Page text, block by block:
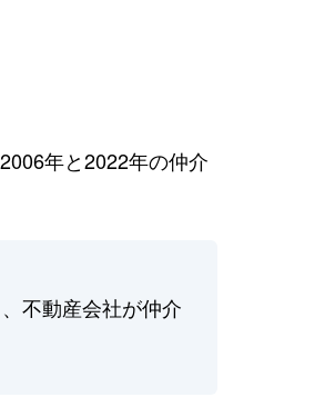
年と2022年の仲介
、不動産会社が仲介